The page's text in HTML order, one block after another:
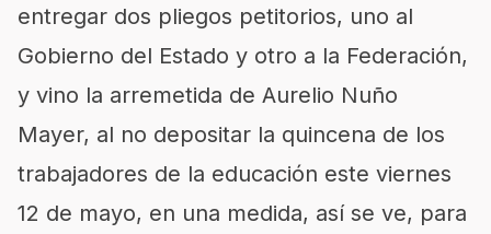
entregar dos pliegos petitorios, uno al
Gobierno del Estado y otro a la Federación,
y vino la arremetida de Aurelio Nuño
Mayer, al no depositar la quincena de los
trabajadores de la educación este viernes
12 de mayo, en una medida, así se ve, para